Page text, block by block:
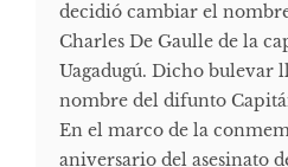
decidió cambiar el
Charles De Gaulle de la
Uagadugú. Dicho bulevar
nombre del difunto
En el marco de la
aniversario del asesinato